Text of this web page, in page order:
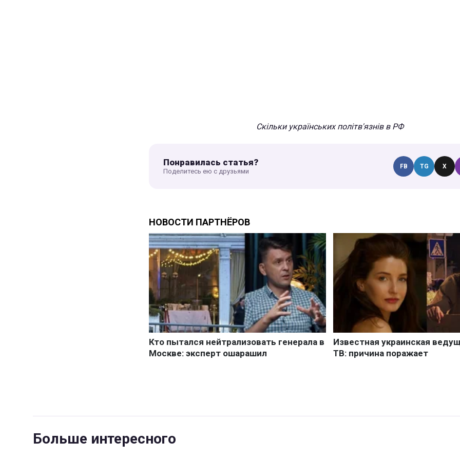
Скільки українських політв'язнів в РФ
Понравилась статья?
Поделитесь ею с друзьями
FB TG X
Больше интересного